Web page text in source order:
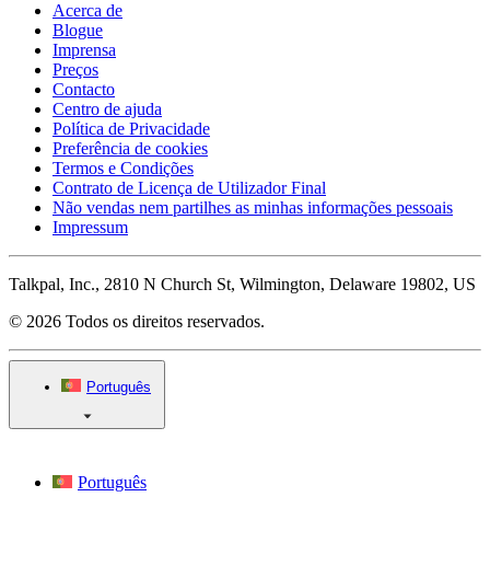
Acerca de
Blogue
Imprensa
Preços
Contacto
Centro de ajuda
Política de Privacidade
Preferência de cookies
Termos e Condições
Contrato de Licença de Utilizador Final
Não vendas nem partilhes as minhas informações pessoais
Impressum
Talkpal, Inc., 2810 N Church St, Wilmington, Delaware 19802, US
© 2026 Todos os direitos reservados.
Português
Português